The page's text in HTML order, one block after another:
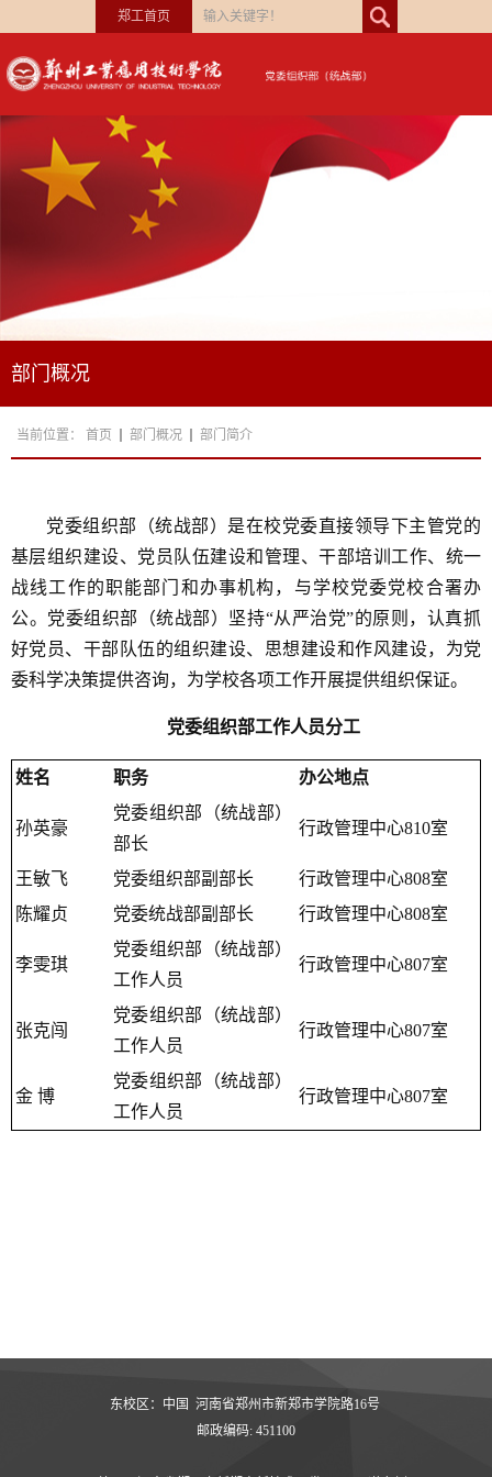
郑工首页
部门概况
当前位置： 首页 部门概况 部门简介
党委组织部（统战部）是在校党委直接领导下主管党的
基层组织建设、党员队伍建设和管理、干部培训工作、统一
战线工作的职能部门和办事机构，与学校党委党校合署办
公。党委组织部（统战部）坚持“从严治党”的原则，认真抓
好党员、干部队伍的组织建设、思想建设和作风建设，为党
委科学决策提供咨询，为学校各项工作开展提供组织保证。
党委组织部工作人员分工
姓名 职务 办公地点
孙英豪
党委组织部（统战部）
部长
行政管理中心810室
王敏飞 党委组织部副部长
行政管理中心808室
陈耀贞
党委统战部副部长 行政管理中心808室
李雯琪
党委组织部 （统战部）
工作人员
行政管理中心807室
张克闯
党委组织部（统战部）
工作人员
行政管理中心807室
金 博
党委组织部（统战部）
工作人员
行政管理中心807室
东校区：中国 河南省郑州市新郑市学院路16号
邮政编码: 451100